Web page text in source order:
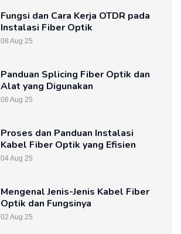
Fungsi dan Cara Kerja OTDR pada
Instalasi Fiber Optik
08 Aug 25
Panduan Splicing Fiber Optik dan
Alat yang Digunakan
06 Aug 25
Proses dan Panduan Instalasi
Kabel Fiber Optik yang Efisien
04 Aug 25
Mengenal Jenis-Jenis Kabel Fiber
Optik dan Fungsinya
02 Aug 25